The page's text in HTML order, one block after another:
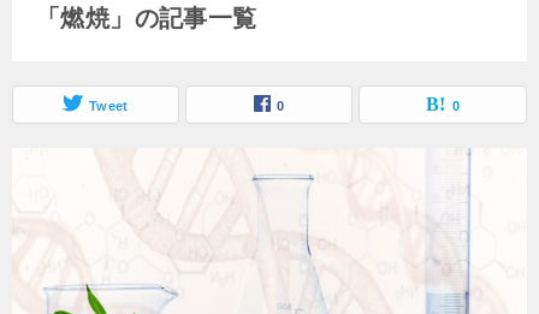
「燃焼」の記事一覧
Tweet 0 0